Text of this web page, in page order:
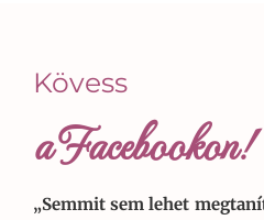
Kövess
a Facebookon!
„Semmit sem lehet